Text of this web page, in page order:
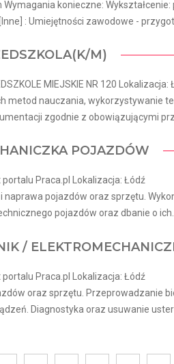
konieczne:
: Umiejętności zawodowe -
M)
MIEJSKIE NR 120 Lokalizacja:
metod nauczania, wykorzystywanie
zgodnie z obowiązującymi
POJAZDÓW
Praca.pl Lokalizacja: Łódź
naprawa pojazdów oraz sprzętu.
pojazdów oraz dbanie o
/
Praca.pl Lokalizacja: Łódź
oraz sprzętu. Przeprowadzanie
Diagnostyka oraz usuwanie